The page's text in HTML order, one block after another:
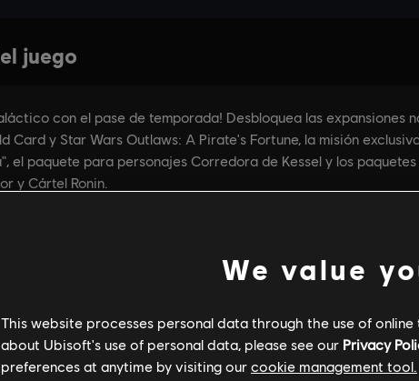
We value
This website processes personal data through the use of
about Ubisoft's use of personal data, please see our Privacy
preferences at anytime by visiting our cookie management tool.